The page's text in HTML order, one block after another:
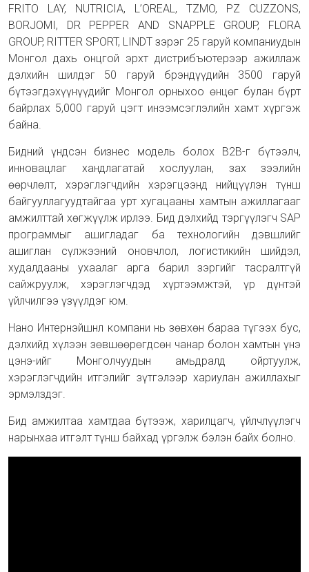
FRITO LAY, NUTRICIA, L’OREAL, TZMO, PZ CUZZONS,
BORJOMI, DR PEPPER AND SNAPPLE GROUP, FLORA
GROUP, RITTER SPORT, LINDT зэрэг 25 гаруй компаниудын
Монгол дахь онцгой эрхт дистрибъютерээр ажиллаж
дэлхийн шилдэг 50 гаруй брэндүүдийн 3500 гаруй
бүтээгдэхүүнүүдийг Монгол орныхоо өнцөг булан бүрт
байрлах 5,000 гаруй цэгт инээмсэглэлийн хамт хүргэж
байна.
Бидний үндсэн бизнес модель болох B2B-г бүтээлч,
инновацлаг хандлагатай хослуулан, зах зээлийн
өөрчлөлт, хэрэглэгчдийн хэрэгцээнд нийцүүлэн түнш
байгууллагуудтайгаа урт хугацааны хамтын ажиллагааг
амжилттай хөгжүүлж ирлээ. Бид дэлхийд тэргүүлэгч SAP
программыг ашигладаг ба технологийн дэвшлийг
ашиглан сүлжээний оновчлол, логистикийн шийдэл,
худалдааны ухаалаг арга барил зэргийг тасралтгүй
сайжруулж, хэрэглэгчдэд хүртээмжтэй, үр дүнтэй
үйлчилгээ үзүүлдэг юм.
Нано Интернэйшнл компани нь зөвхөн бараа түгээх бус,
дэлхийд хүлээн зөвшөөрөгдсөн чанар болон хамтын үнэ
цэнэ-ийг Монголчуудын амьдралд ойртуулж,
хэрэглэгчдийн итгэлийг зүтгэлээр хариулан ажиллахыг
эрмэлздэг.
Бид амжилтаа хамтдаа бүтээж, харилцагч, үйлчлүүлэгч
нарынхаа итгэлт түнш байхад үргэлж бэлэн байх болно.